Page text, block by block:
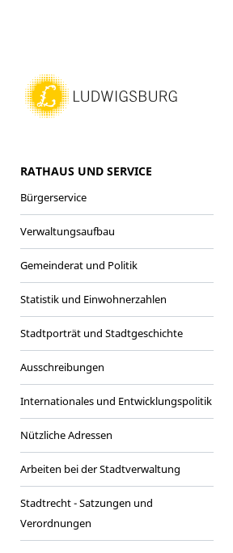
RATHAUS UND SERVICE
Bürgerservice
Verwaltungsaufbau
Gemeinderat und Politik
Statistik und Einwohnerzahlen
Stadtporträt und Stadtgeschichte
Ausschreibungen
Internationales und Entwicklungspolitik
Nützliche Adressen
Arbeiten bei der Stadtverwaltung
Stadtrecht - Satzungen und
Verordnungen